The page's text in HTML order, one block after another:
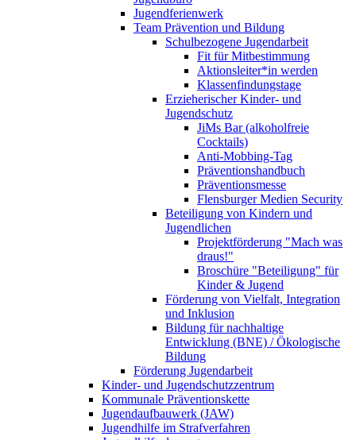
Jugendferienwerk
Team Prävention und Bildung
Schulbezogene Jugendarbeit
Fit für Mitbestimmung
Aktionsleiter*in werden
Klassenfindungstage
Erzieherischer Kinder- und
Jugendschutz
JiMs Bar (alkoholfreie
Cocktails)
Anti-Mobbing-Tag
Präventionshandbuch
Präventionsmesse
Flensburger Medien Security
Beteiligung von Kindern und
Jugendlichen
Projektförderung "Mach was
draus!"
Broschüre "Beteiligung" für
Kinder & Jugend
Förderung von Vielfalt, Integration
und Inklusion
Bildung für nachhaltige
Entwicklung (BNE) / Ökologische
Bildung
Förderung Jugendarbeit
Kinder- und Jugendschutzzentrum
Kommunale Präventionskette
Jugendaufbauwerk (JAW)
Jugendhilfe im Strafverfahren